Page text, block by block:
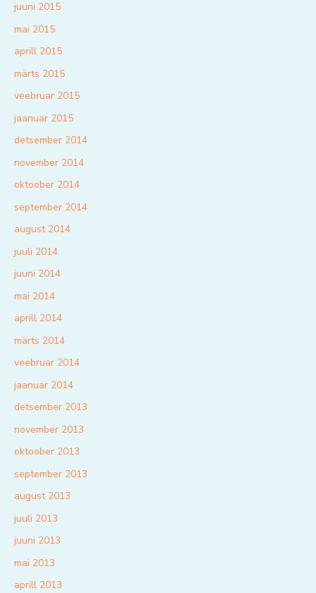
juuni 2015
mai 2015
aprill 2015
märts 2015
veebruar 2015
jaanuar 2015
detsember 2014
november 2014
oktoober 2014
september 2014
august 2014
juuli 2014
juuni 2014
mai 2014
aprill 2014
märts 2014
veebruar 2014
jaanuar 2014
detsember 2013
november 2013
oktoober 2013
september 2013
august 2013
juuli 2013
juuni 2013
mai 2013
aprill 2013